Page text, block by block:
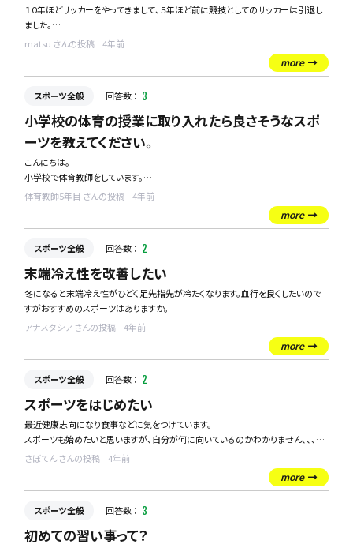
１０年ほどサッカーをやってきまして、５年ほど前に競技としてのサッカーは引退し
ました。
その後、社会人として生活をしていき、最近になり仕事も落ち着いてきたので、また
身体を動かして、気持ちよく汗をかきリフレッシュしたいと思いまして、またスポーツ
大人から始めても、楽しめるスポーツってなにかありますか？
皆さんのおすすめスポーツ教えてください！
matsu さんの投稿
4年前
more
スポーツ全般 回答数 ： 3
小学校の体育の授業に取り入れたら良さそうなスポ
ーツを教えてください。
こんにちは。
小学校で体育教師をしています。
体育の授業を子どもたちにもっと楽しんでもらうために、何か新しいスポーツを取
同業者の方や、それ以外の方々からもご意見いただけますと幸いです。
よろしくお願いいたします。
体育教師5年目 さんの投稿
4年前
more
スポーツ全般 回答数 ： 2
末端冷え性を改善したい
冬になると末端冷え性がひどく足先指先が冷たくなります。血行を良くしたいので
すがおすすめのスポーツはありますか。
アナスタシア さんの投稿
4年前
more
スポーツ全般 回答数 ： 2
スポーツをはじめたい
最近健康志向になり食事などに気をつけています。
スポーツも始めたいと思いますが、自分が何に向いているのかわかりません、、、
おすすめのスポーツやスポーツを選ぶ基準を教えて下さい。
さぼてん さんの投稿
4年前
more
スポーツ全般 回答数 ： 3
初めての習い事って？